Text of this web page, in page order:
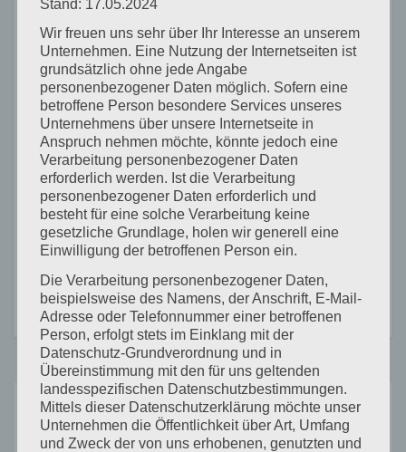
BeitragsnavigationS´Herzle Finden und
Gewinnen
Vor-Ort-Termin zur
Kanalsanierung in Kollnau
Schreibe einen Kommentar
Stand: 17.05.2024
Wir freuen uns sehr über Ihr Interesse an unserem
Unternehmen. Eine Nutzung der Internetseiten ist
grundsätzlich ohne jede Angabe
personenbezogener Daten möglich. Sofern eine
betroffene Person besondere Services unseres
Unternehmens über unsere Internetseite in
Anspruch nehmen möchte, könnte jedoch eine
Verarbeitung personenbezogener Daten
erforderlich werden. Ist die Verarbeitung
personenbezogener Daten erforderlich und
besteht für eine solche Verarbeitung keine
gesetzliche Grundlage, holen wir generell eine
Einwilligung der betroffenen Person ein.
Die Verarbeitung personenbezogener Daten,
beispielsweise des Namens, der Anschrift, E-Mail-
Adresse oder Telefonnummer einer betroffenen
Person, erfolgt stets im Einklang mit der
Datenschutz-Grundverordnung und in
Übereinstimmung mit den für uns geltenden
landesspezifischen Datenschutzbestimmungen.
Mittels dieser Datenschutzerklärung möchte unser
Unternehmen die Öffentlichkeit über Art, Umfang
und Zweck der von uns erhobenen, genutzten und